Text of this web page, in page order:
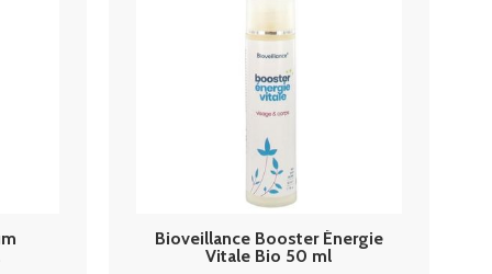
Bioveillance Booster Énergie
Vitale Bio 50 ml